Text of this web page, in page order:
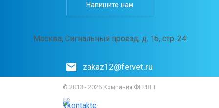
Напишите нам
Москва, Сигнальный проезд, д. 16, стр. 24
zakaz12@fervet.ru
© 2013 - 2026 Компания ФЕРВЕТ